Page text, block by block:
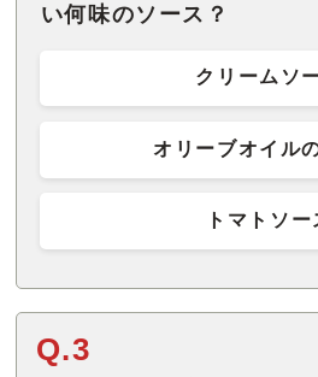
い何味のソース？
クリームソ
オリーブオイル
トマトソー
Q.3